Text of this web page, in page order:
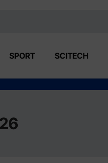
SPORT SCITECH